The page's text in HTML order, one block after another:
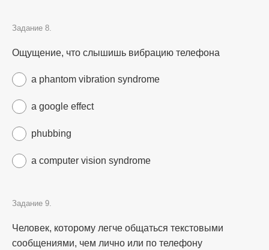
Задание 8.
Ощущение, что слышишь вибрацию телефона
a phantom vibration syndrome
a google effect
phubbing
a computer vision syndrome
Задание 9.
Человек, которому легче общаться текстовыми
сообщениями, чем лично или по телефону